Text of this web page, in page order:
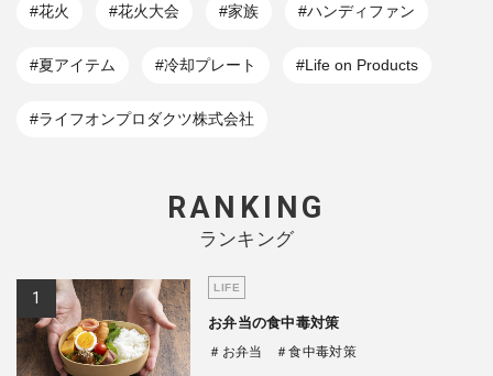
#花火 #花火大会 #家族 #ハンディファン
#夏アイテム #冷却プレート #Life on Products
#ライフオンプロダクツ株式会社
RANKING
ランキング
LIFE
お弁当の食中毒対策
＃お弁当 ＃食中毒対策